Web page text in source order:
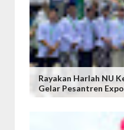
Rayakan Harlah NU
Gelar Pesantren